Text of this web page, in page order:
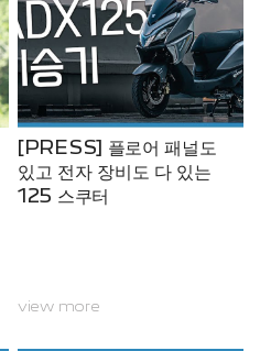
[PRESS] 플로어 패널도
있고 전자 장비도 다 있는
125 스쿠터
view more